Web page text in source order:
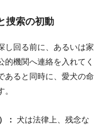
捜索の初動
し回る前に、あるいは家
機関へ連絡を入れてく
あると同時に、愛犬の命
：
犬は法律上、残念な